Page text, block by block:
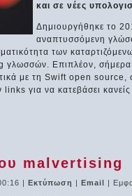
και σε νέες
Δημιουργήθηκε το
αναπτυσσόμενη
των
γλωσσών. Επιπλέον,
με τη Swift open source,
για να κατεβάσει
malvertising
| Εκτύπωση | Email |